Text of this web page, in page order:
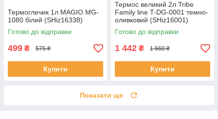
Термоглечик 1л MAGIO MG-
1080 білий (SHiz16338)
Готово до відправки
499 ₴ 575 ₴
Купити
Термос великий 2л Tribe
Family line T-DG-0001 темно-
оливковий (SHiz16001)
Готово до відправки
1 442 ₴ 1 660 ₴
Купити
Показати ще